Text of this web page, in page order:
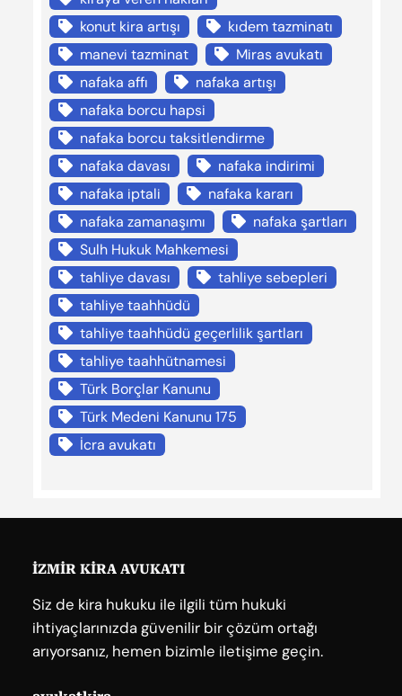
konut kira artışı
kıdem tazminatı
manevi tazminat
Miras avukatı
nafaka affı
nafaka artışı
nafaka borcu hapsi
nafaka borcu taksitlendirme
nafaka davası
nafaka indirimi
nafaka iptali
nafaka kararı
nafaka zamanaşımı
nafaka şartları
Sulh Hukuk Mahkemesi
tahliye davası
tahliye sebepleri
tahliye taahhüdü
tahliye taahhüdü geçerlilik şartları
tahliye taahhütnamesi
Türk Borçlar Kanunu
Türk Medeni Kanunu 175
İcra avukatı
İZMİR KİRA AVUKATI
Siz de kira hukuku ile ilgili tüm hukuki
ihtiyaçlarınızda güvenilir bir çözüm ortağı
arıyorsanız, hemen bizimle iletişime geçin.